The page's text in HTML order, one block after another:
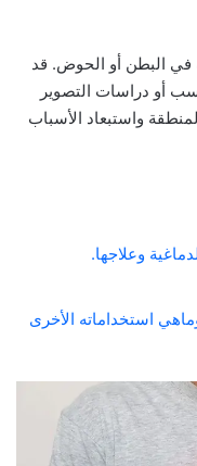
البطن أو الحوض. قد
أو دراسات التصوير
واستبعاد الأسباب
وعلاجها.
استخداماته الأخرى